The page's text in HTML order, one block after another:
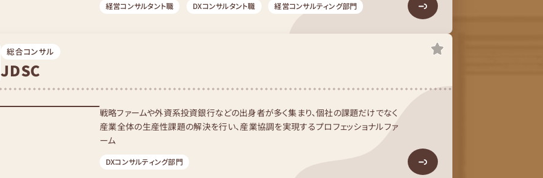
経営コンサルタント職 DXコンサルタント職 経営コンサルティング部門
総合コンサル
JDSC
戦略ファームや外資系投資銀行などの出身者が多く集まり、個社の課題だけでなく
産業全体の生産性課題の解決を行い、産業協調を実現するプロフェッショナルファ
ーム
DXコンサルティング部門